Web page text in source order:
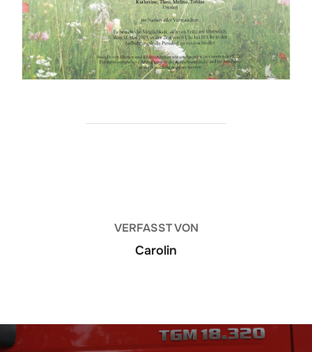
VERFASST VON
Carolin
Beitragsnavigation